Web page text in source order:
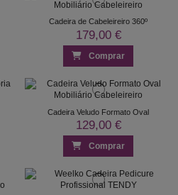
Cadeira de Cabeleireiro 360º
179,00 €
Comprar
Cadeira Veludo Formato Oval
129,00 €
Comprar